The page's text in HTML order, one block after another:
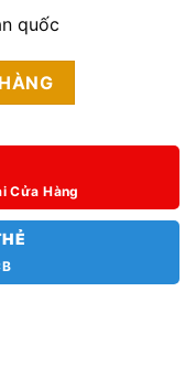
quốc
Công Ty) số lượng
Cửa Hàng